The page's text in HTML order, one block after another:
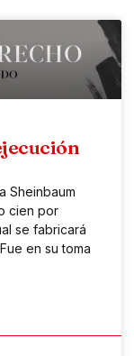
Sheinbaum
cien por
se fabricará
en su toma